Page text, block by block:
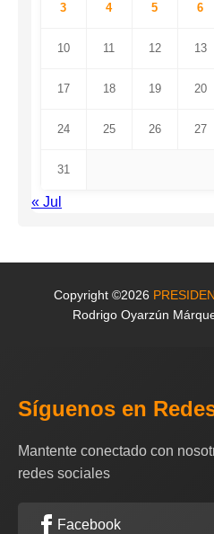
3 4 5 6
10 11 12 13
17 18 19 20
24 25 26 27
31
« Jul
Copyright ©2026
Rodrigo Oyarzún
Síguenos en
Mantente conectado con
redes sociales
Facebook